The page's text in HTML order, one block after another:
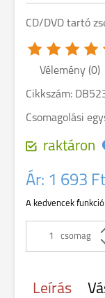
CD/DVD tartó
Vélemény (0)
Cikkszám:
Csomagolási
raktáron
Ár: 1 693 Ft
A kedvencek
csomag
Leírás